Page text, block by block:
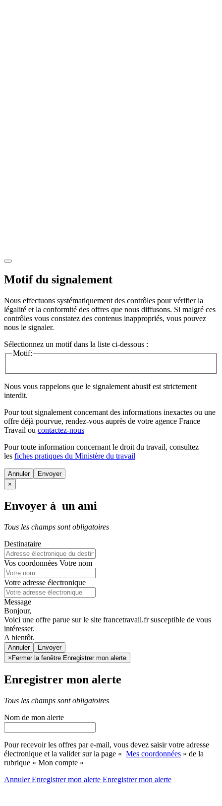
Motif du signalement
Nous effectuons systématiquement des contrôles pour vérifier la
légalité et la conformité des offres que nous diffusons. Si malgré ces
contrôles vous constatez des contenus inappropriés, vous pouvez
nous le signaler.
Sélectionnez un motif dans la liste ci-dessous :
Motif:
Nous vous rappelons que le signalement abusif est strictement
interdit.
Pour tout signalement concernant des informations inexactes ou une
offre déjà pourvue, rendez-vous auprès de votre agence France
Travail ou contactez-nous
Pour toute information concernant le droit du travail, consultez
les fiches pratiques du Ministère du travail
Annuler
×
Envoyer à un ami
Tous les champs sont obligatoires
Destinataire
Vos coordonnées Votre nom
Votre adresse électronique
Message
Bonjour,
Voici une offre parue sur le site francetravail.fr susceptible de vous
intéresser.
A bientôt.
Annuler
× Fermer la fenêtre Enregistrer mon alerte
Enregistrer mon alerte
Tous les champs sont obligatoires
Nom de mon alerte
Pour recevoir les offres par e-mail, vous devez saisir votre adresse
électronique et la valider sur la page « Mes coordonnées » de la
rubrique « Mon compte »
AnnulerEnregistrer mon alerte Enregistrermon alerte